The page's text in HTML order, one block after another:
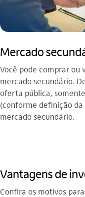
Mercado
Você pode comprar ou
mercado secundário.
oferta pública,
(conforme definição da
mercado secundário.
Vantagens de
Confira os motivos